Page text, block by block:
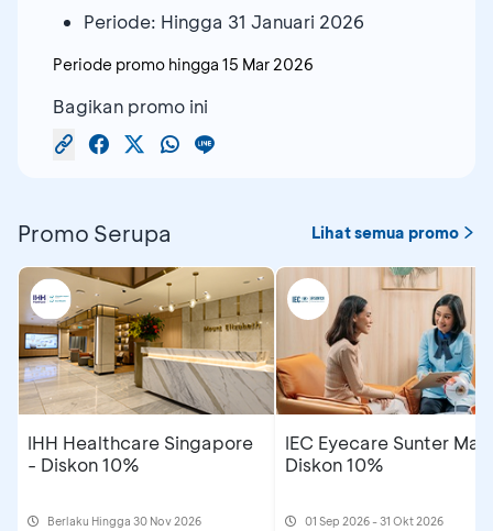
Periode: Hingga 31 Januari 2026
Periode promo hingga 15 Mar 2026
Bagikan promo ini
Promo Serupa Lihat semua promo
IHH Healthcare Singapore
- Diskon 10%
Berlaku Hingga 30 Nov 2026
IEC Eyecare Sunter
Diskon 10%
01 Sep 2026 - 31 Okt 2026